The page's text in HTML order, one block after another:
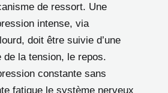
de ressort. Une
intense, via
doit être suivie d’une
de la tension, le repos.
constante sans
fatigue le système nerveux